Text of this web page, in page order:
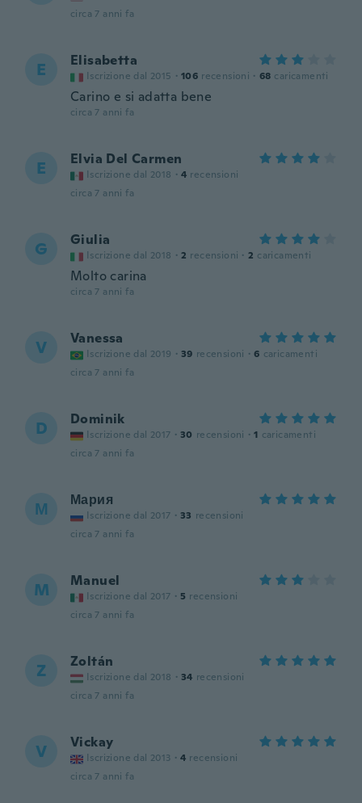
circa 7 anni fa
E Elisabetta
Iscrizione dal 2015 · 106 recensioni · 68 caricamenti
Carino e si adatta bene
circa 7 anni fa
E Elvia Del Carmen
Iscrizione dal 2018 · 4 recensioni
circa 7 anni fa
G Giulia
Iscrizione dal 2018 · 2 recensioni · 2 caricamenti
Molto carina
circa 7 anni fa
V Vanessa
Iscrizione dal 2019 · 39 recensioni · 6 caricamenti
circa 7 anni fa
D Dominik
Iscrizione dal 2017 · 30 recensioni · 1 caricamenti
circa 7 anni fa
М Мария
Iscrizione dal 2017 · 33 recensioni
circa 7 anni fa
M Manuel
Iscrizione dal 2017 · 5 recensioni
circa 7 anni fa
Z Zoltán
Iscrizione dal 2018 · 34 recensioni
circa 7 anni fa
V Vickay
Iscrizione dal 2013 · 4 recensioni
circa 7 anni fa